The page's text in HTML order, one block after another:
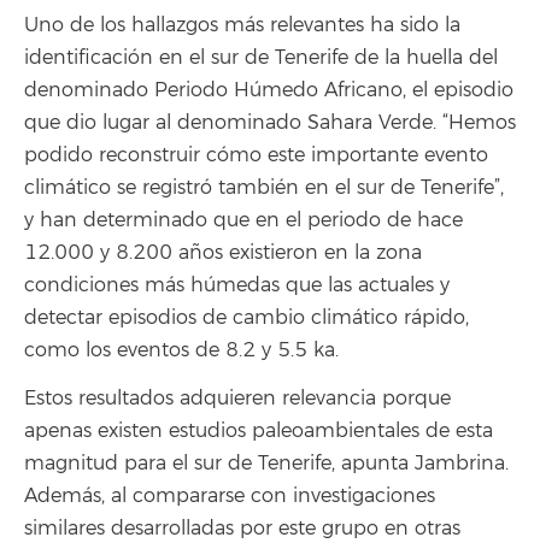
Uno de los hallazgos más relevantes ha sido la
identificación en el sur de Tenerife de la huella del
denominado Periodo Húmedo Africano, el episodio
que dio lugar al denominado Sahara Verde. “Hemos
podido reconstruir cómo este importante evento
climático se registró también en el sur de Tenerife”,
y han determinado que en el periodo de hace
12.000 y 8.200 años existieron en la zona
condiciones más húmedas que las actuales y
detectar episodios de cambio climático rápido,
como los eventos de 8.2 y 5.5 ka.
Estos resultados adquieren relevancia porque
apenas existen estudios paleoambientales de esta
magnitud para el sur de Tenerife, apunta Jambrina.
Además, al compararse con investigaciones
similares desarrolladas por este grupo en otras